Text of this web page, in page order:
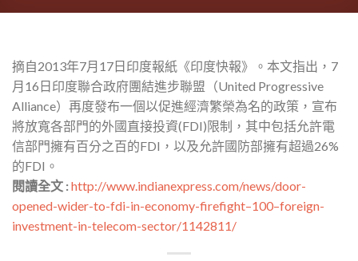
摘自2013年7月17日印度報紙《印度快報》。本文指出，7
月16日印度聯合政府團結進步聯盟（United Progressive
Alliance）再度發布一個以促進經濟繁榮為名的政策，宣布
將放寬各部門的外國直接投資(FDI)限制，其中包括允許電
信部門擁有百分之百的FDI，以及允許國防部擁有超過26%
的FDI。
閱讀全文 :http://www.indianexpress.com/news/door-
opened-wider-to-fdi-in-economy-firefight–100–foreign-
investment-in-telecom-sector/1142811/